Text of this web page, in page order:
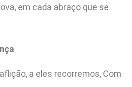
em cada abraço que se
a eles recorremos, Com